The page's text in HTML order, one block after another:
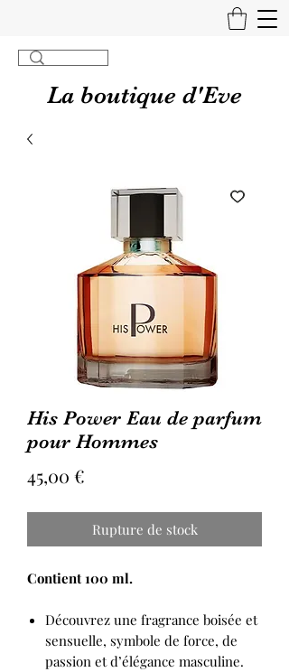
La boutique d'Eve
His Power Eau de parfum
pour Hommes
45,00 €
Rupture de stock
Contient 100 ml.
Découvrez une fragrance boisée et
sensuelle, symbole de force, de
passion et d’élégance masculine.